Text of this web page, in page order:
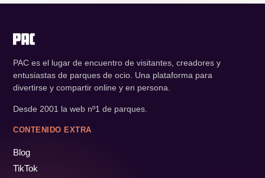
PAC es el lugar de encuentro de visitantes, creadores y
entusiastas de parques de ocio. Una plataforma para
divertirse y compartir online y en persona.
Desde 2001 la web nº1 de parques.
CONTENIDO EXTRA
Blog
TikTok